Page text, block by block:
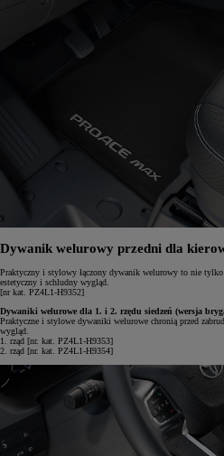
Dywanik welurowy przedni dla
Praktyczny i stylowy łączony dywanik welurowy to nie tylko
estetyczny i schludny wygląd.
[nr kat. PZ4L1-H9352]
Dywaniki welurowe dla 1. i 2. rzędu siedzeń (wersja
Praktyczne i stylowe dywaniki welurowe chronią przed
wygląd.
1. rząd [nr. kat. PZ4L1-H9353]
2. rząd [nr. kat. PZ4L1-H9354]